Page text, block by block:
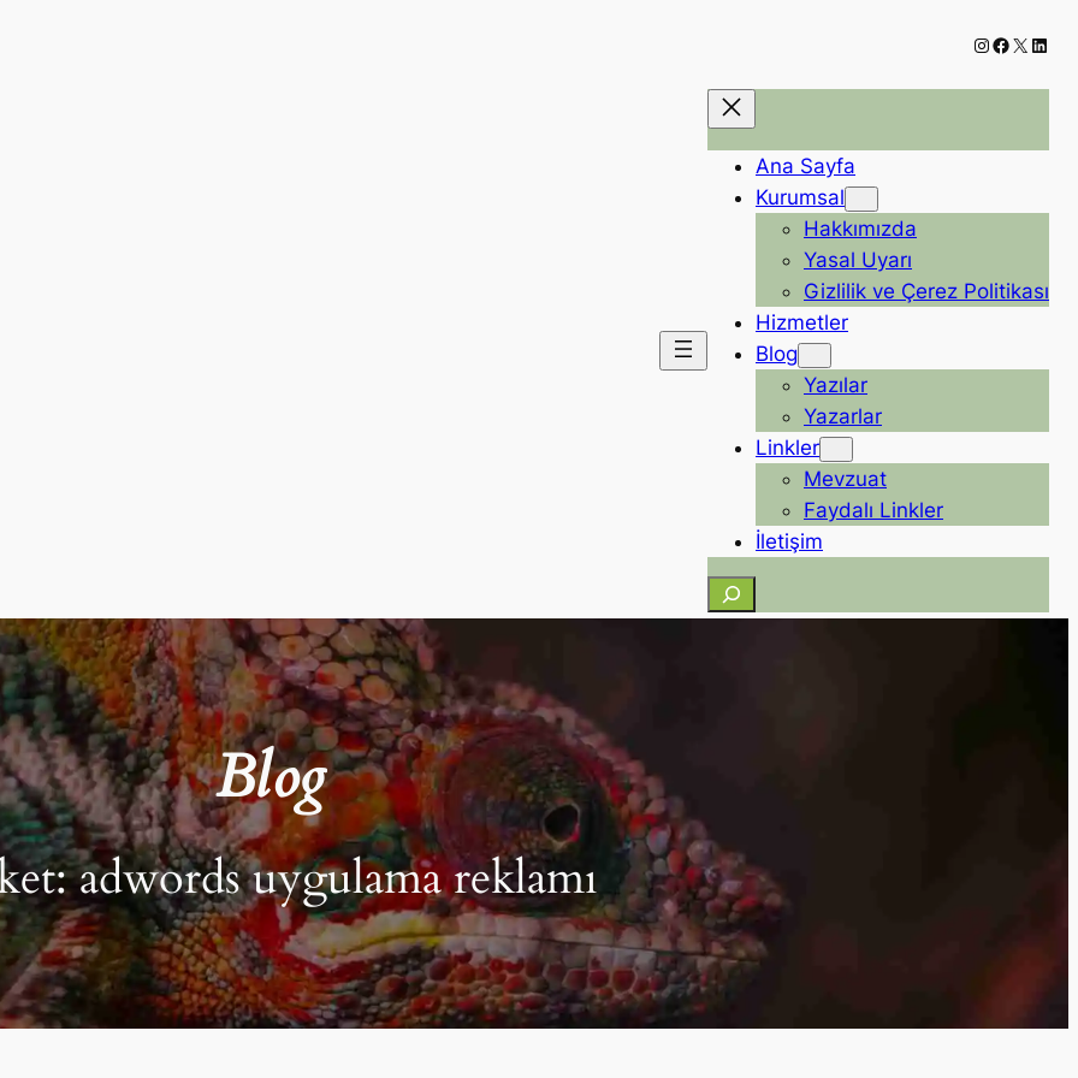
Instagram
X
Ana Sayfa
Kurumsal
Hakkımızda
Yasal Uyarı
Gizlilik ve Çerez Politikası
Hizmetler
Blog
Yazılar
Yazarlar
Linkler
Mevzuat
Faydalı Linkler
İletişim
Ara
Blog
adwords uygulama reklamı